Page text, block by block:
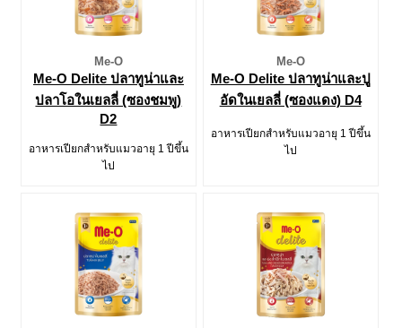
Me-O
Me-O Delite ปลาทูน่าและ
ปลาโอในเยลลี่ (ซองชมพู)
D2
อาหารเปียกสำหรับแมวอายุ 1 ปีขึ้น
ไป
Me-O
Me-O Delite ปลาทูน่าและปู
อัดในเยลลี่ (ซองแดง) D4
อาหารเปียกสำหรับแมวอายุ 1 ปีขึ้น
ไป